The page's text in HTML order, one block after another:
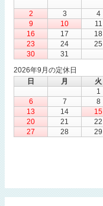
2
3 4
9
10 11
16
17 18
23
24 25
30
31
2026年9月の定休日
日
月 火
1
6
7 8
13
14 15
20
21 22
27
28 29